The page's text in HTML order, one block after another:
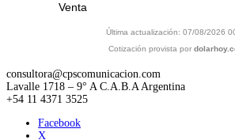
Venta
Última actualización: 07/08/2026
Cotización provista por
consultora@cpscomunicacion.com
Lavalle 1718 – 9° A C.A.B.A Argentina
+54 11 4371 3525
Facebook
X